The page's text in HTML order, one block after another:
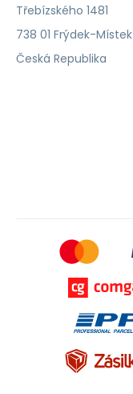
Třebízského 1481
738 01 Frýdek-Místek
Česká Republika